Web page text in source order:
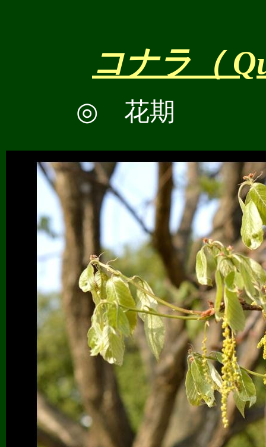
コナラ （
◎ 花期